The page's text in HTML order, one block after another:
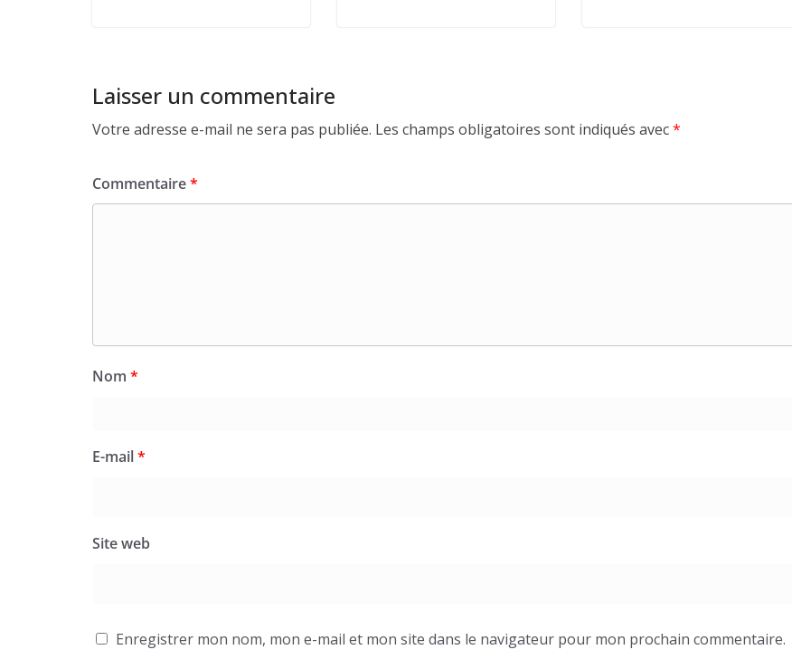
Laisser un commentaire
Votre adresse e-mail ne sera pas publiée. Les champs obligatoires sont indiqués avec*
Commentaire*
Nom *
E-mail*
Site web
Enregistrer mon nom, mon e-mail et mon site dans le navigateur pour mon prochain commentaire.